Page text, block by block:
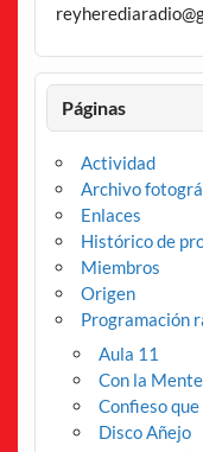
Páginas
Actividad
Archivo
Enlaces
Histórico de
Miembros
Origen
Programación
Aula 11
Con la
Confieso
Disco Añejo